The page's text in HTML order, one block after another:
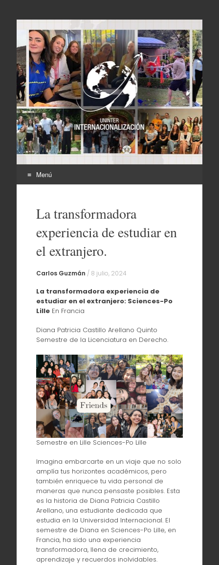
Internacionalización
UNINTER
Menú
contenido
La transformadora
experiencia de estudiar en
el extranjero.
Carlos Guzmán / 8 julio, 2024
La transformadora experiencia de
estudiar en el extranjero: Sciences-Po
LilleEn Francia
Diana Patricia Castillo Arellano Quinto
Semestre de la Licenciatura en Derecho.
Semestre en Lille Sciences-Po Lille
Imagina embarcarte en un viaje que no solo
amplía tus horizontes académicos, pero
también enriquece tu vida personal de
maneras que nunca pensaste posibles. Esta
es la historia de Diana Patricia Castillo
Arellano, una estudiante dedicada que
estudia en la Universidad Internacional. El
semestre de Diana en Sciences-Po Lille, en
Francia, ha sido una experiencia
transformadora, llena de crecimiento,
aprendizaje y recuerdos inolvidables.